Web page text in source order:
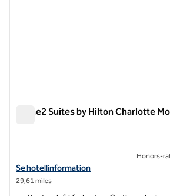
Home2 Suites by Hilton Charlotte
Visa hotelluppgifter för Home2 Suites by
Se hotellinformation
29,61 miles
Honors-